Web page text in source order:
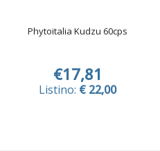
Phytoitalia Kudzu 60cps
€17,81
Listino: € 22,00